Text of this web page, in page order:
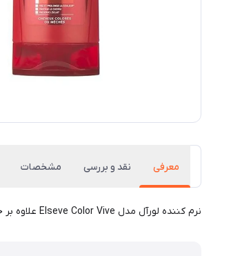
معرفی نقد و بررسی مشخصات
نرم کننده لورآل مدل Elseve Color Vive علاوه بر خاصیت نرم کنندگی به محاظت از موهای رنگ شده در مقابل نور آفتاب کمک می کند و از شکنندگی و تغییر رنگ مو جلوگیری می کند.